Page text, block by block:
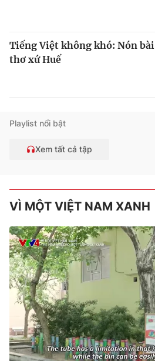
Tiếng Việt không khó: Nón bài
thơ xứ Huế
Playlist nổi bật
Xem tất cả tập
VÌ MỘT VIỆT NAM XANH